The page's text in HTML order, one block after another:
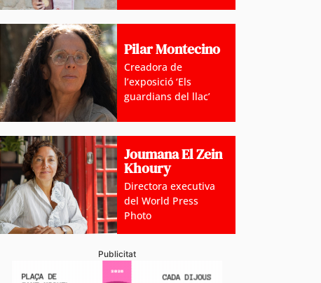
Pilar Montecino
Creadora de
l’exposició ‘Els
guardians del llac’
Joumana El Zein
Khoury
Directora executiva
del World Press
Photo
Publicitat